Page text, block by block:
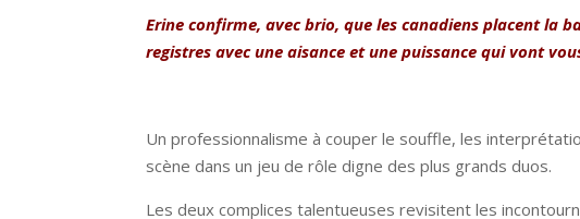
Erine confirme, avec brio, que les canadiens placent la
registres avec une aisance et une puissance qui vont
Un professionnalisme à couper le souffle, les
scène dans un jeu de rôle digne des plus grands duos.
Les deux complices talentueuses revisitent les